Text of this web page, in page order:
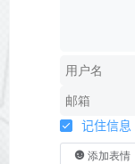
记住信息
添加表情